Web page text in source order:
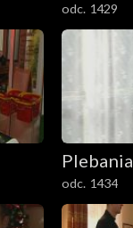
odc. 1429
Plebania
odc. 1434